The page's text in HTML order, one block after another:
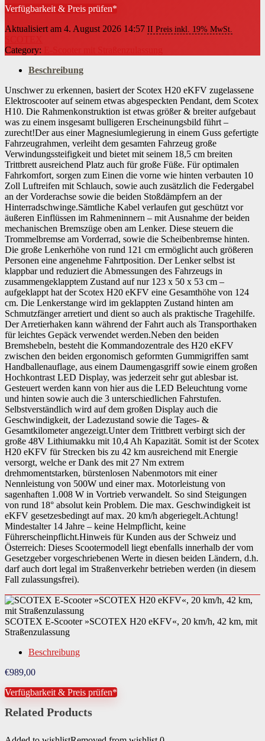
Verfügbarkeit & Preis prüfen*
Aktualisiert am 4. August 2026 14:57 II Preis inkl. 19% MwSt.
Category:
Beschreibung
Unschwer zu erkennen, basiert der Scotex H20 eKFV zugelassene
Elektroscooter auf seinem etwas abgespeckten Pendant, dem Scotex
H10. Die Rahmenkonstruktion ist etwas größer & breiter aufgebaut
was zu einem insgesamt bulligeren Erscheinungsbild führt –
zurecht!Der aus einer Magnesiumlegierung in einem Guss gefertigte
Fahrzeugrahmen, verleiht dem gesamten Fahrzeug große
Verwindungssteifigkeit und bietet mit seinem 18,5 cm breiten
Trittbrett ausreichend Platz auch für große Füße. Für optimalen
Fahrkomfort, sorgen zum Einen die vorne wie hinten verbauten 10
Zoll Luftreifen mit Schlauch, sowie auch zusätzlich die Federgabel
an der Vorderachse sowie die beiden Stoßdämpfern an der
Hinterradschwinge.Sämtliche Kabel verlaufen gut geschützt vor
äußeren Einflüssen im Rahmeninnern – mit Ausnahme der beiden
mechanischen Bremszüge oben am Lenker. Diese steuern die
Trommelbremse am Vorderrad, sowie die Scheibenbremse hinten.
Die große Lenkerhöhe von rund 121 cm ermöglicht auch größeren
Personen eine angenehme Fahrtposition. Der Lenker selbst ist
klappbar und reduziert die Abmessungen des Fahrzeugs in
zusammengeklapptem Zustand auf nur 123 x 50 x 53 cm –
aufgeklappt hat der Scotex H20 eKFV eine Gesamthöhe von 124
cm. Die Lenkerstange wird im geklappten Zustand hinten am
Schmutzfänger arretiert und dient so auch als praktische Tragehilfe.
Der Arretierhaken kann während der Fahrt auch als Transporthaken
für leichtes Gepäck verwendet werden.Neben den beiden
Bremshebeln, besteht die Kommandozentrale des H20 eKFV
zwischen den beiden ergonomisch geformten Gummigriffen samt
Handballenauflage, aus einem Daumengasgriff sowie einem großen
Hochkontrast LED Display, was jederzeit sehr gut ablesbar ist.
Gesteuert werden kann von hier aus die LED Beleuchtung vorne
und hinten sowie auch die 3 unterschiedlichen Fahrstufen.
Selbstverständlich wird auf dem großen Display auch die
Geschwindigkeit, der Ladezustand sowie die Tages- &
Gesamtkilometer angezeigt.Unter dem Trittbrett verbirgt sich der
große 48V Lithiumakku mit 10,4 Ah Kapazität. Somit ist der Scotex
H20 eKFV für Strecken bis zu 42 km ausreichend mit Energie
versorgt, welche er Dank des mit 27 Nm extrem
drehmomentstarken, bürstenlosen Nabenmotors mit einer
Nennleistung von 500W und einer max. Motorleistung von
sagenhaften 1.008 W in Vortrieb verwandelt. So sind Steigungen
von rund 18° absolut kein Problem. Die max. Geschwindigkeit ist
eKFV gesetzesbedingt auf max. 20 km/h abgeriegelt.Achtung!
Mindestalter 14 Jahre – keine Helmpflicht, keine
Führerscheinpflicht.Hinweis für Kunden aus der Schweiz und
Österreich: Dieses Scootermodell liegt ebenfalls innerhalb der vom
Gesetzgeber vorgeschriebenen Werte in diesen beiden Ländern, d.h.
darf auch dort legal im Straßenverkehr betrieben werden (in diesem
Fall zulassungsfrei).
SCOTEX E-Scooter »SCOTEX H20 eKFV«, 20 km/h, 42 km, mit
Straßenzulassung
Beschreibung
€989,00
Verfügbarkeit & Preis prüfen*
Related Products